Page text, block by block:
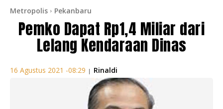
Metropolis Pekanbaru
Pemko Dapat Rp1,4 Miliar dari
Lelang Kendaraan Dinas
16 Agustus 2021 -08:29 | Rinaldi